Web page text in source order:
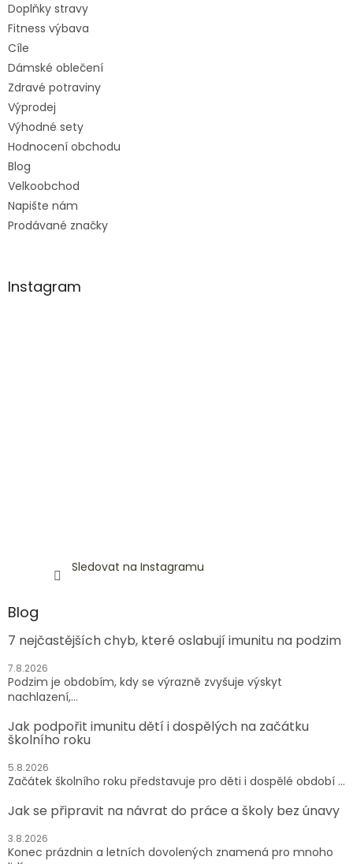
Doplňky stravy
Fitness výbava
Cíle
Dámské oblečení
Zdravé potraviny
Výprodej
Výhodné sety
Hodnocení obchodu
Blog
Velkoobchod
Napište nám
Prodávané značky
Instagram
Sledovat na Instagramu
Blog
7 nejčastějších chyb, které oslabují imunitu na podzim
7.8.2026
Podzim je obdobím, kdy se výrazně zvyšuje výskyt
nachlazení,...
Jak podpořit imunitu dětí i dospělých na začátku
školního roku
5.8.2026
Začátek školního roku představuje pro děti i dospělé období ...
Jak se připravit na návrat do práce a školy bez únavy
3.8.2026
Konec prázdnin a letních dovolených znamená pro mnoho